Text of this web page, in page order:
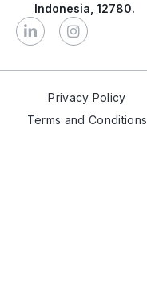
Indonesia, 12780.
Privacy Policy
Terms and Conditions